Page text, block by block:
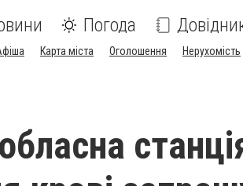
Погода
Карта міста Оголошення Нерухомість